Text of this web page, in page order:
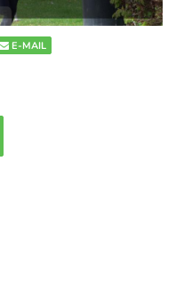
E-MAIL